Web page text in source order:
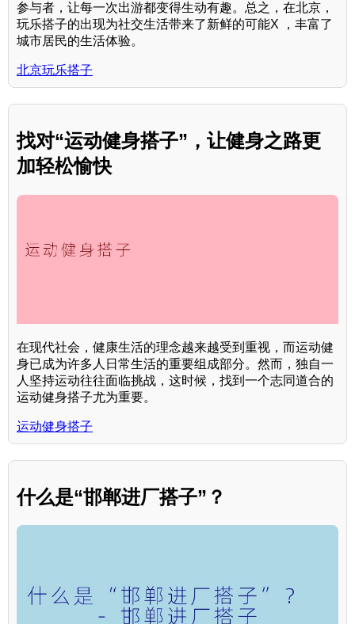
参与者，让每一次出游都变得生动有趣。总之，在北京，
玩乐搭子的出现为社交生活带来了新鲜的可能X ，丰富了
城市居民的生活体验。
北京玩乐搭子
找对“运动健身搭子”，让健身之路更
加轻松愉快
在现代社会，健康生活的理念越来越受到重视，而运动健
身已成为许多人日常生活的重要组成部分。然而，独自一
人坚持运动往往面临挑战，这时候，找到一个志同道合的
运动健身搭子尤为重要。
运动健身搭子
什么是“邯郸进厂搭子”？